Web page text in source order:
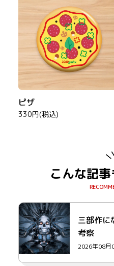
ピザ
330円(税込)
こんな記
三部作に
考察
2026年08月